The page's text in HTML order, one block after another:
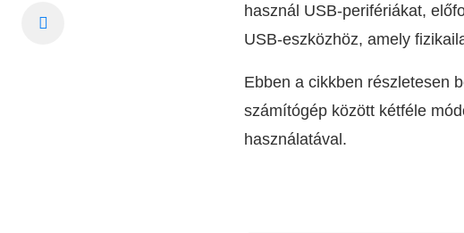
használ USB-perifériákat,
USB-eszközhöz, amely
Ebben a cikkben részletesen
számítógép között kétféle
használatával.